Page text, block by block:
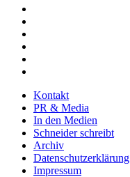
Kontakt
PR & Media
In den Medien
Schneider schreibt
Archiv
Datenschutzerklärung
Impressum